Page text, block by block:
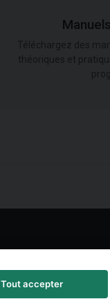
Tout accepter